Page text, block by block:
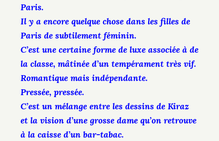
Paris.
Il y a encore quelque chose dans les filles de
Paris de subtilement féminin.
C’est une certaine forme de luxe associée à de
la classe, mâtinée d’un tempérament très vif.
Romantique mais indépendante.
Pressée, pressée.
C’est un mélange entre les dessins de Kiraz
et la vision d’une grosse dame qu’on retrouve
à la caisse d’un bar-tabac.